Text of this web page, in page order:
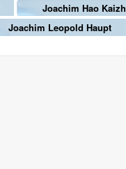
Joachim Hao
Joachim Leopold Haupt